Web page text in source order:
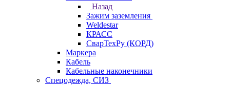
Назад
Зажим заземления
Weldestar
КРАСС
СварТехРу (КОРД)
Маркера
Кабель
Кабельные наконечники
Спецодежда, СИЗ